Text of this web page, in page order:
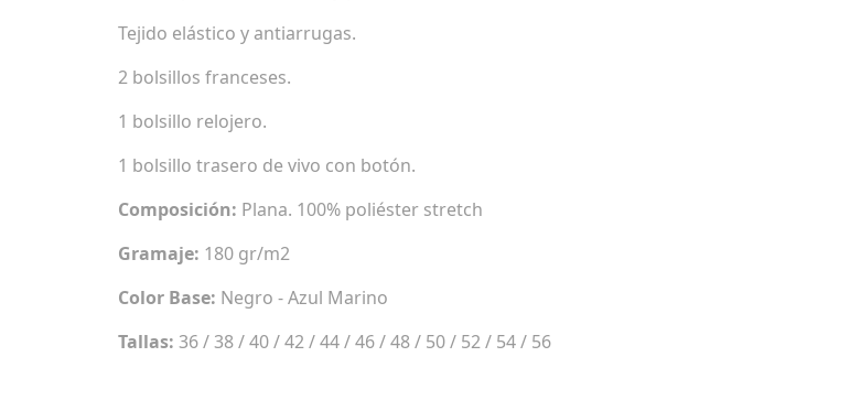
Tejido elástico y antiarrugas.
2 bolsillos franceses.
1 bolsillo relojero.
1 bolsillo trasero de vivo con botón.
Composición: Plana. 100% poliéster stretch
Gramaje: 180 gr/m2
Color Base: Negro - Azul Marino
Tallas: 36 / 38 / 40 / 42 / 44 / 46 / 48 / 50 / 52 / 54 / 56